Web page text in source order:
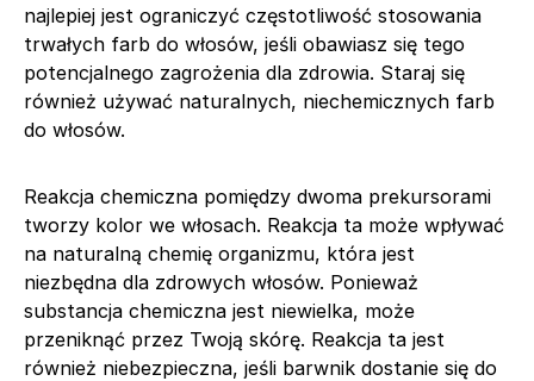
najlepiej jest ograniczyć częstotliwość stosowania
trwałych farb do włosów, jeśli obawiasz się tego
potencjalnego zagrożenia dla zdrowia. Staraj się
również używać naturalnych, niechemicznych farb
do włosów.
Reakcja chemiczna pomiędzy dwoma prekursorami
tworzy kolor we włosach. Reakcja ta może wpływać
na naturalną chemię organizmu, która jest
niezbędna dla zdrowych włosów. Ponieważ
substancja chemiczna jest niewielka, może
przeniknąć przez Twoją skórę. Reakcja ta jest
również niebezpieczna, jeśli barwnik dostanie się do